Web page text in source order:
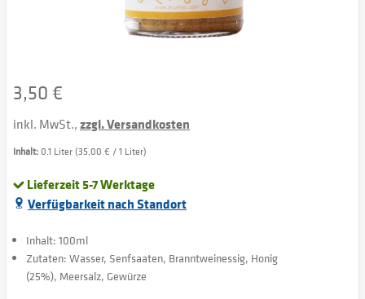
3,50 €
inkl. MwSt.,zzgl. Versandkosten
Inhalt: 0.1 Liter (35,00 € / 1 Liter)
Lieferzeit 5-7 Werktage
Verfügbarkeit nach Standort
Inhalt: 100ml
Zutaten: Wasser, Senfsaaten, Branntweinessig, Honig
(25%), Meersalz, Gewürze